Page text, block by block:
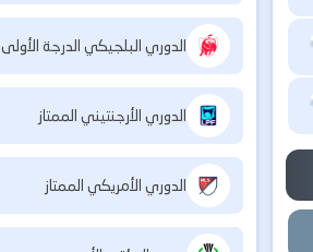
الدوري البلجيكي الدرجة الأولى
الدوري الأرجنتيني الممتاز
الدوري الأمريكي الممتاز